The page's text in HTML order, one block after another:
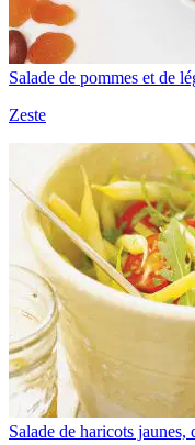
Salade de pommes et de
Zeste
Salade de haricots jaunes,